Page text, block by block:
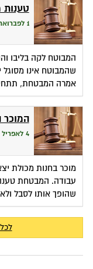
טענות
1 לפברואר 2007
שהמבוטח אינו מסוגל
אמרה המבטחת,
המוכר
4 לאפריל 2006
מוכר בחנות מכולת
עבודה. המבטחת
שהופך אותו לסבל